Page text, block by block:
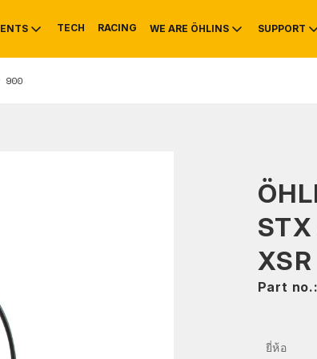
MOUNTAIN
TECH RACING WE ARE ÖHLINS
HISTORY
SUPPORT
SERVICE
900
Part no.:
ยี่ห้อ